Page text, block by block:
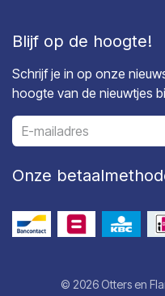
Blijf op de hoogte!
Schrijf je in op onze
hoogte van de nieuwtjes
Onze
© 2026 Otters en